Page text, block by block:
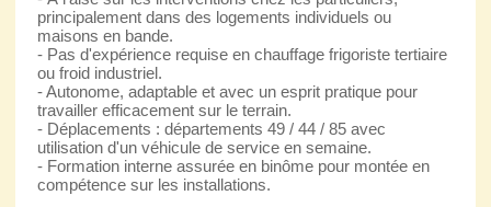
principalement dans des logements individuels ou
maisons en bande.
- Pas d'expérience requise en chauffage frigoriste tertiaire
ou froid industriel.
- Autonome, adaptable et avec un esprit pratique pour
travailler efficacement sur le terrain.
- Déplacements : départements 49 / 44 / 85 avec
utilisation d'un véhicule de service en semaine.
- Formation interne assurée en binôme pour montée en
compétence sur les installations.